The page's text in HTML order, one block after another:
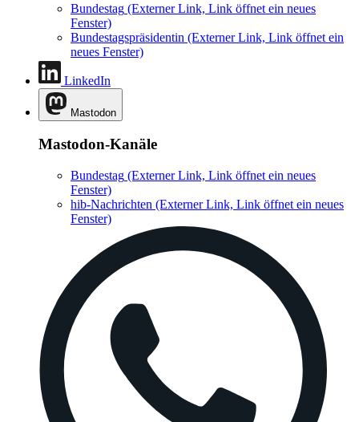
Bundestag (Externer Link, Link öffnet ein neues
Fenster)
Bundestagspräsidentin (Externer Link, Link öffnet ein
neues Fenster)
LinkedIn
Mastodon
Mastodon-Kanäle
Bundestag (Externer Link, Link öffnet ein neues
Fenster)
hib-Nachrichten (Externer Link, Link öffnet ein neues
Fenster)